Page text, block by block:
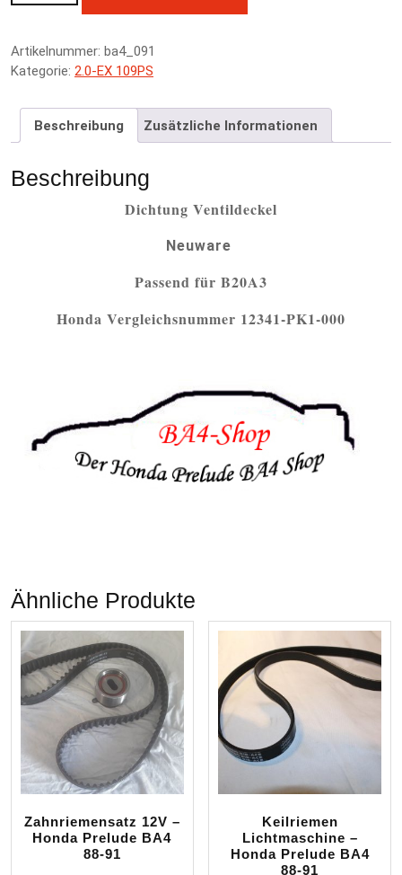
t
i
Artikelnummer: ba4_091
Kategorie: 2.0-EX 109PS
Beschreibung Zusätzliche Informationen
Beschreibung
Dichtung Ventildeckel
Neuware
Passend für B20A3
Honda Vergleichsnummer 12341-PK1-000
Ähnliche Produkte
Zahnriemensatz 12V –
Honda Prelude BA4
88-91
Keilriemen
Lichtmaschine –
Honda Prelude BA4
88-91